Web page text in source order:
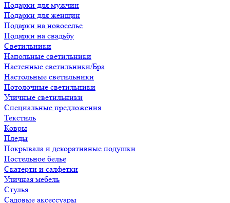
Подарки для мужчин
Подарки для женщин
Подарки на новоселье
Подарки на свадьбу
Светильники
Напольные светильники
Настенные светильники/Бра
Настольные светильники
Потолочные светильники
Уличные светильники
Специальные предложения
Текстиль
Ковры
Пледы
Покрывала и декоративные подушки
Постельное белье
Скатерти и салфетки
Уличная мебель
Стулья
Садовые аксессуары